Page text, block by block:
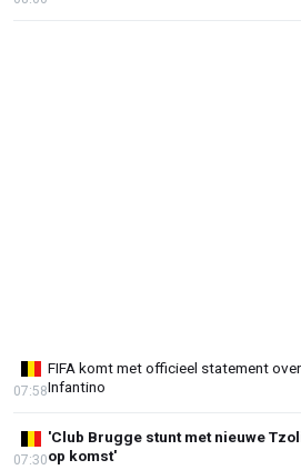
FIFA komt met officieel statement
Infantino
07:58
'Club Brugge stunt met nieuwe
op komst'
07:30